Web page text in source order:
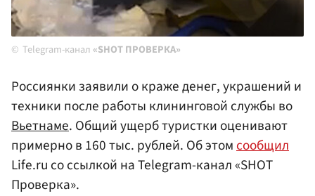
Telegram-канал «SHOT ПРОВЕРКА»
Россиянки заявили о краже денег, украшений и
техники после работы клининговой службы во
Вьетнаме. Общий ущерб туристки оценивают
примерно в 160 тыс. рублей. Об этомсообщил
Life.ru со ссылкой на Telegram-канал «SHOT
Проверка».